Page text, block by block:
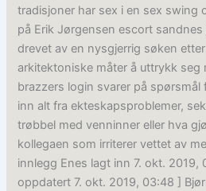
tradisjoner har sex i en sex swing
på Erik Jørgensen escort
drevet av en nysgjerrig søken
arkitektoniske måter å uttrykk seg
brazzers login svarer på
inn alt fra ekteskapsproblemer,
trøbbel med venninner eller hva
kollegaen som irriterer vettet av
innlegg Enes lagt inn 7. okt. 2019,
oppdatert 7. okt. 2019, 03:48 ]